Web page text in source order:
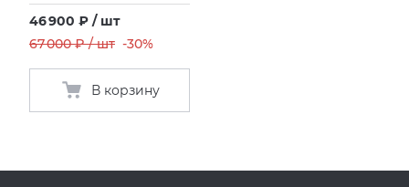
46 900 ₽ / шт
67 000 ₽ / шт -30%
В корзину